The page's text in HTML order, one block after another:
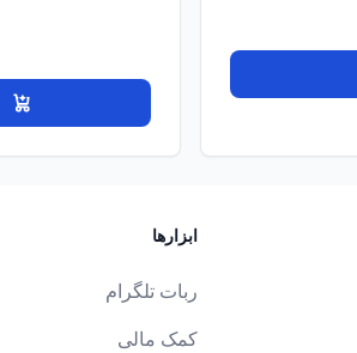
ابزارها
ربات تلگرام
کمک مالی